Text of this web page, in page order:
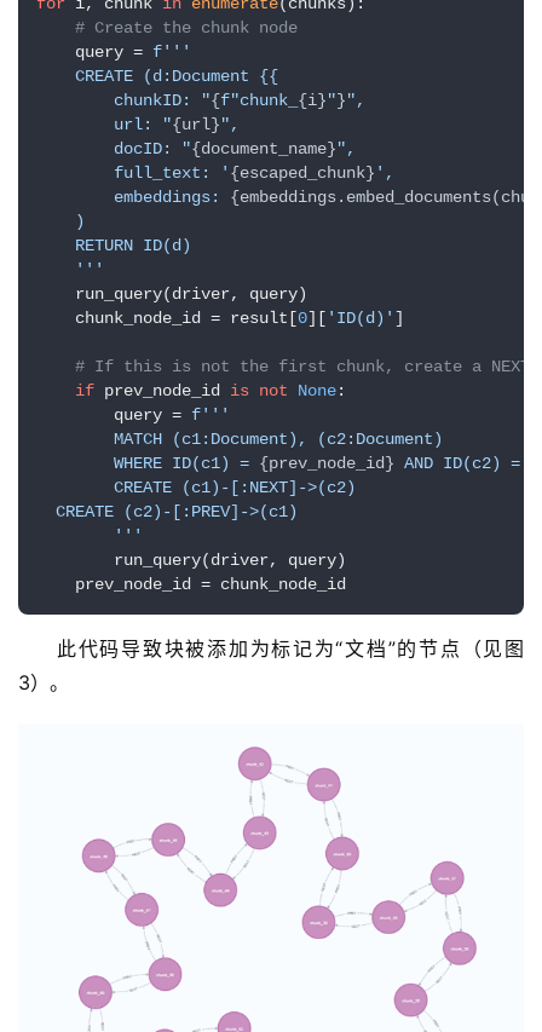
程
登录
# Create the chunk node
    query =
f'''
    CREATE (d:Document {{
        chunkID: "
{f"chunk_ {i}"}",
        url: "
{url}",
        docID: "
{document_name}",
        full_text: '
{escaped_chunk} ',
        embeddings:
    )
    RETURN ID(d)
    '''
    run_query(driver, query)
    chunk_node_id = result[
0][ 'ID(d)' ]
# If this is not the first chunk, create a NEXT
if prev_node_id is not None:
        query =
f'''
        MATCH (c1:Document), (c2:Document)
        WHERE ID(c1) =
{prev_node_id} AND ID(c2) =
        CREATE (c1)-[:NEXT]->(c2)
  CREATE (c2)-[:PREV]->(c1)
        '''
        run_query(driver, query)
    prev_node_id = chunk_node_id
此代码导致块被添加为标记为“文档”的节点（见图
3）。